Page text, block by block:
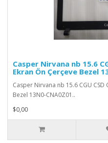
Casper Nirvana nb 15.6
Ekran Ön Çerçeve Bezel
Casper Nirvana nb 15.6 CGU CSD
Bezel 13N0-CNA0Z01..
$0,00